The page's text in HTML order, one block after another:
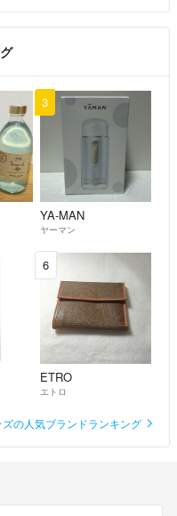
3
YA-MAN
ヤーマン
6
ETRO
エトロ
の人気ブランドランキング